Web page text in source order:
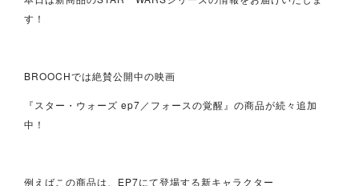
す！
BROOCHでは絶賛公開中の映画
『スター・ウォーズ ep7／フォースの覚醒』の商品が続々追加
中！
例えばこの商品は、EP7にて登場する新キャラクター